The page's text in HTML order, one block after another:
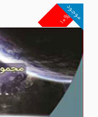
۱۰%
موجود